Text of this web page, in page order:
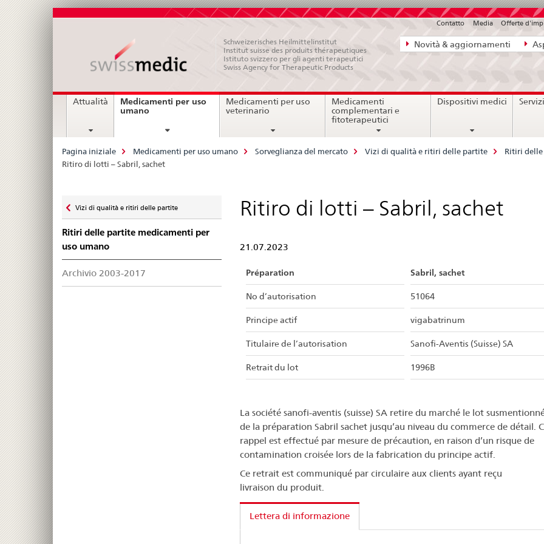
Navigazione
diretta:
aspetti
Novità & aggiornamenti
Contatto Media Offerte
Schweizerisches Heilmittelinstitut
Institut suisse des produits thérapeutiques
Istituto svizzero per gli agenti terapeutici
Swiss Agency for Therapeutic Products
Navigation
Attualità
Medicamenti per uso
umanocurrent
Medicamenti per uso
veterinario
Medicamenti
complementari e
fitoterapeutici
Dispositivi medici
Breadcrumb
Pagina iniziale Medicamenti per uso umano Sorveglianza del mercato Vizi di qualità e ritiri delle partite
Ritiri
Ritiro di lotti – Sabril, sachet
zu
Vizi di qualità e ritiri delle partite
Ritiri delle partite medicamenti per
uso umano
Archivio 2003-2017
Ritiro di lotti – Sabril, sachet
21.07.2023
Préparation Sabril, sachet
No d’autorisation 51064
Principe actif vigabatrinum
Titulaire de l’autorisation Sanofi-Aventis (Suisse) SA
Retrait du lot 1996B
La société sanofi-aventis (suisse) SA retire du marché le lot
de la préparation Sabril sachet jusqu’au niveau du commerce de détail.
rappel est effectué par mesure de précaution, en raison d’un risque de
contamination croisée lors de la fabrication du principe actif.
Ce retrait est communiqué par circulaire aux clients ayant reçu
livraison du produit.
Lettera di informazione